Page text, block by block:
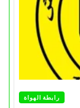
رابطة الهواة